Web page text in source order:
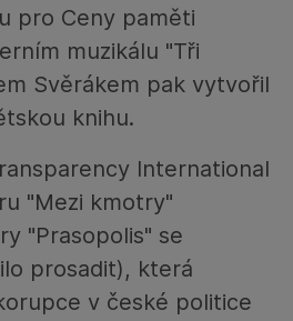
pro Ceny paměti
muzikálu "Tři
Svěrákem pak vytvořil
knihu.
International
"Mezi kmotry"
"Prasopolis" se
prosadit), která
v české politice